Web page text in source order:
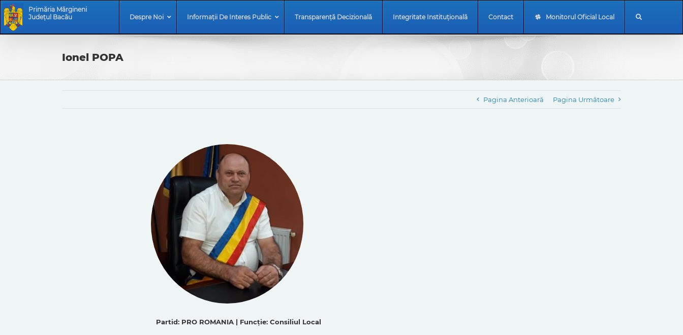
Skip
to
content
Skip
Navigation
Primăria Mărgineni
Județul Bacău
Despre Noi Informații De Interes Public Transparență Decizională Integritate Instituțională Contact Monitorul Oficial Local
Ionel POPA
Pagina Anterioară Pagina Următoare
Partid: PRO ROMANIA | Funcție: Consiliul Local